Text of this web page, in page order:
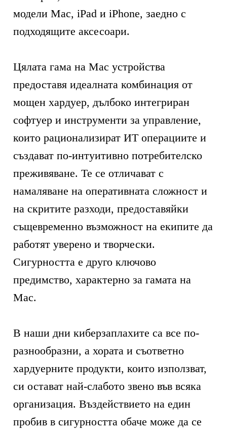
модели Mac, iPad и iPhone, заедно с
подходящите аксесоари.
Цялата гама на Mac устройства
предоставя идеалната комбинация от
мощен хардуер, дълбоко интегриран
софтуер и инструменти за управление,
които рационализират ИТ операциите и
създават по-интуитивно потребителско
преживяване. Те се отличават с
намаляване на оперативната сложност и
на скритите разходи, предоставяйки
същевременно възможност на екипите да
работят уверено и творчески.
Сигурността е друго ключово
предимство, характерно за гамата на
Mac.
В наши дни киберзаплахите са все по-
разнообразни, а хората и съответно
хардуерните продукти, които използват,
си остават най-слабото звено във всяка
организация. Въздействието на един
пробив в сигурността обаче може да се